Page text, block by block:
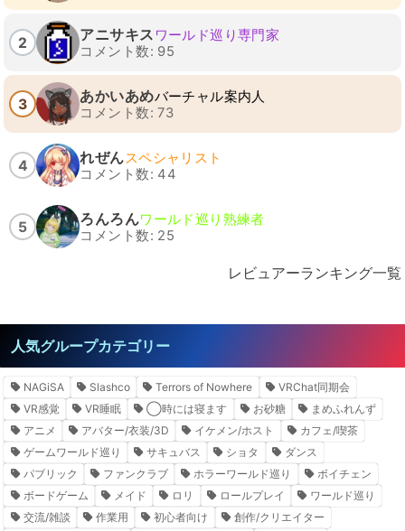
2 アニサキス ワールド巡り専門家
コメント数: 95
3 あかいあめバーチャル案内人
コメント数: 73
4 れぜんスペシャリスト
コメント数: 44
5 ろんろんワールド巡り熟練者
コメント数: 25
レビュアーランキング一覧
人気グループカテゴリー
NAGiSA Slashco Terrors of Nowhere
VRChat同期会
VR感覚
VR睡眠 ◯時には寝ます お砂糖
まめふれんず
アニメ
アバター/衣装/3D イケメン/ホスト
カフェ/喫茶
ゲームワールド巡り
サキュバス ショタ
ダンス
パブリック
ファンクラブ ホラーワールド巡り
ボイチェン
ボードゲーム
メイド ロリ ロールプレイ
ワールド巡り
交流/雑談
作業用 初心者向け
創作/クリエイター